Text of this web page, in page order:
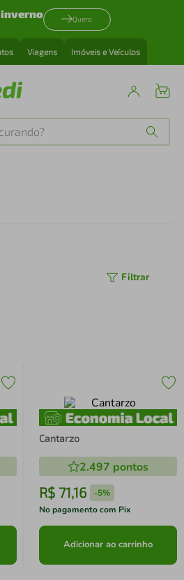
inverno Quero
Viagens Imóveis e Veículos
Filtrar
Cantarzo
2.497 pontos
R$ 71,16 -5%
No pagamento com Pix
Adicionar ao carrinho